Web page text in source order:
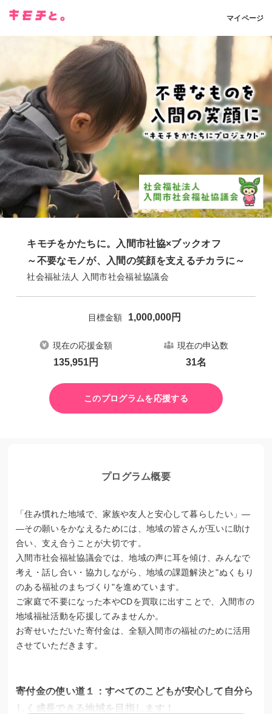
マイページ
キモチをかたちに。入間市社協×ブックオフ
～不要なモノが、入間の笑顔を支えるチカラに～
社会福祉法人 入間市社会福祉協議会
目標金額 1,000,000円
現在の応援金額
135,951円
現在の申込数
31名
このプログラムを応援する
プログラム概要
「住み慣れた地域で、家族や友人と安心して暮らしたい」―
―その願いをかなえるためには、地域の皆さんが互いに助け
合い、支え合うことが大切です。
入間市社会福祉協議会では、地域の声に耳を傾け、みんなで
考え・話し合い・協力しながら、地域の課題解決と"ぬくもり
のある福祉のまちづくり"を進めています。
ご家庭で不要になった本やCDを買取に出すことで、入間市の
地域福祉活動を応援してみませんか。
お寄せいただいた寄付金は、全額入間市の福祉のために活用
させていただきます。
寄付金の使い道１：すべてのこどもが安心して自分ら
しく成長できる地域を目指します！